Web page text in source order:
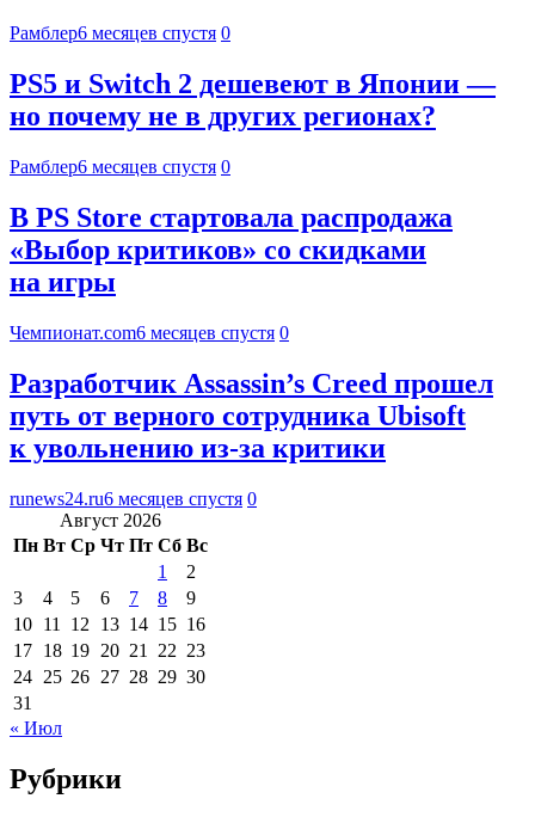
Рамблер6 месяцев спустя 0
PS5 и Switch 2 дешевеют в Японии —
но почему не в других регионах?
Рамблер6 месяцев спустя 0
В PS Store стартовала распродажа
«Выбор критиков» со скидками
на игры
Чемпионат.com6 месяцев спустя 0
Разработчик Assassin’s Creed прошел
путь от верного сотрудника Ubisoft
к увольнению из-за критики
runews24.ru6 месяцев спустя 0
Август 2026
Пн Вт Ср Чт Пт Сб Вс
1
2
3
4 5 6 7 8
9
10 11 12 13 14 15 16
17 18 19 20 21 22 23
24 25 26 27 28 29 30
31
« Июл
Рубрики